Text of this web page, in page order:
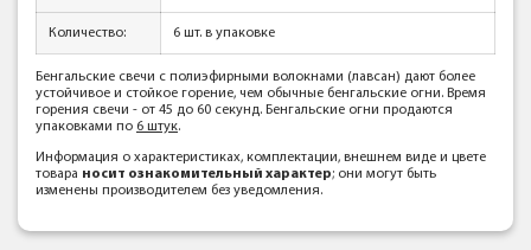
Количество: 6 шт. в упаковке
Бенгальские свечи с полиэфирными волокнами (лавсан) дают более
устойчивое и стойкое горение, чем обычные бенгальские огни. Время
горения свечи - от 45 до 60 секунд. Бенгальские огни продаются
упаковками по 6 штук.
Информация о характеристиках, комплектации, внешнем виде и цвете
товара носит ознакомительный характер; они могут быть
изменены производителем без уведомления.